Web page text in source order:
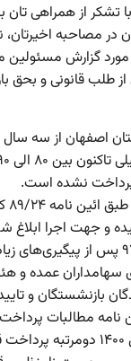
تشکر از همراهی تان
در مصاحبه اخیرتان،
گزارش مسئولین
قانونی و بحق
اصفهان از سه
پرداخت نشده است.
*
و جهت اجرا ابلاغ
اجرا نشده تا در سال ۹۷ پس از
سهامداران عمده و
بازنشستگان و
نامه مطالبات
متاسفانه از دیماه سال ۱۴۰۰